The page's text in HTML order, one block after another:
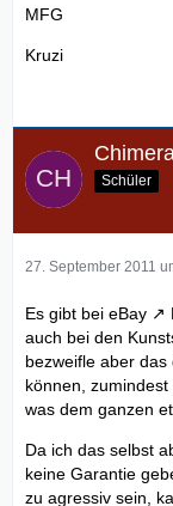
MFG
Kruzi
Schüler
27. September 2011
Es gibt bei eBay
auch bei den
bezweifle aber
können,
was dem ganzen
Da ich das selbst
keine Garantie
zu agressiv sein,